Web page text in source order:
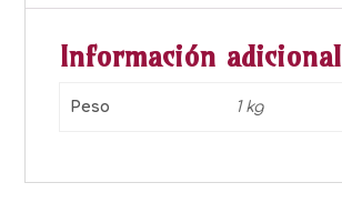
Información adicional
Peso 1 kg